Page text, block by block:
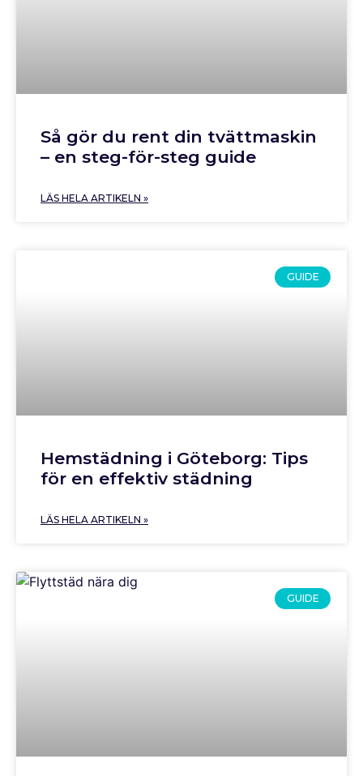
Så gör du rent din tvättmaskin
– en steg-för-steg guide
LÄS HELA ARTIKELN »
GUIDE
Hemstädning i Göteborg: Tips
för en effektiv städning
LÄS HELA ARTIKELN »
GUIDE